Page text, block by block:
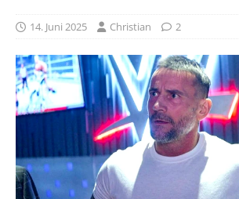
14. Juni 2025 Christian 2